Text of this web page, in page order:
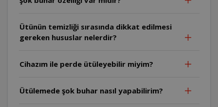
Ütünün temizliği sırasında dikkat edilmesi
gereken hususlar nelerdir?
Cihazım ile perde ütüleyebilir miyim?
Ütülemede şok buhar nasıl yapabilirim?